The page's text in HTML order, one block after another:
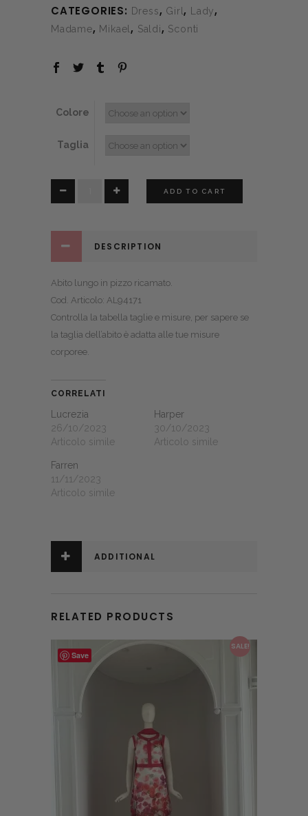
CATEGORIES: Dress, Girl , Lady,
Madame, Mikael , Saldi, Sconti
Colore
Taglia
quantity
ADD TO CART
DESCRIPTION
Abito lungo in pizzo ricamato.
Cod. Articolo: AL94171
Controlla la tabella taglie e misure, per sapere se
la taglia dell’abito è adatta alle tue misure
corporee.
CORRELATI
Lucrezia
26/10/2023
Articolo simile
Harper
30/10/2023
Articolo simile
Farren
11/11/2023
Articolo simile
ADDITIONAL
RELATED PRODUCTS
Save
SALE!
This product has multiple variants. The options may be chosen on the product page